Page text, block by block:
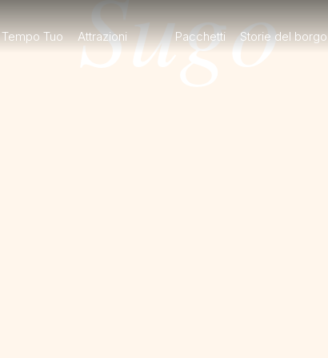
Tempo Tuo Attrazioni Pacchetti Storie del borgo